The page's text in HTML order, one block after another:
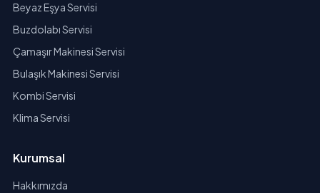
Beyaz Eşya Servisi
Buzdolabı Servisi
Çamaşır Makinesi Servisi
Bulaşık Makinesi Servisi
Kombi Servisi
Klima Servisi
Kurumsal
Hakkımızda